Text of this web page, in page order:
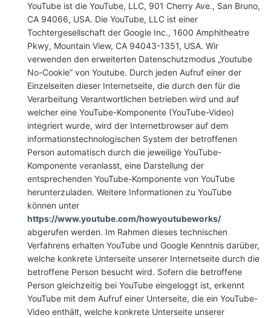
YouTube ist die YouTube, LLC, 901 Cherry Ave., San Bruno,
CA 94066, USA. Die YouTube, LLC ist einer
Tochtergesellschaft der Google Inc., 1600 Amphitheatre
Pkwy, Mountain View, CA 94043-1351, USA. Wir
verwenden den erweiterten Datenschutzmodus „Youtube
No-Cookie“ von Youtube. Durch jeden Aufruf einer der
Einzelseiten dieser Internetseite, die durch den für die
Verarbeitung Verantwortlichen betrieben wird und auf
welcher eine YouTube-Komponente (YouTube-Video)
integriert wurde, wird der Internetbrowser auf dem
informationstechnologischen System der betroffenen
Person automatisch durch die jeweilige YouTube-
Komponente veranlasst, eine Darstellung der
entsprechenden YouTube-Komponente von YouTube
herunterzuladen. Weitere Informationen zu YouTube
können unter
https://www.youtube.com/howyoutubeworks/
abgerufen werden. Im Rahmen dieses technischen
Verfahrens erhalten YouTube und Google Kenntnis darüber,
welche konkrete Unterseite unserer Internetseite durch die
betroffene Person besucht wird. Sofern die betroffene
Person gleichzeitig bei YouTube eingeloggt ist, erkennt
YouTube mit dem Aufruf einer Unterseite, die ein YouTube-
Video enthält, welche konkrete Unterseite unserer